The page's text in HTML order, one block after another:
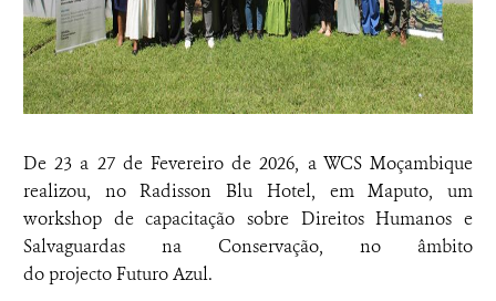
De 23 a 27 de Fevereiro de 2026, a WCS Moçambique
realizou, no Radisson Blu Hotel, em Maputo, um
workshop de capacitação sobre Direitos Humanos e
Salvaguardas na Conservação, no âmbito
do projecto Futuro Azul.